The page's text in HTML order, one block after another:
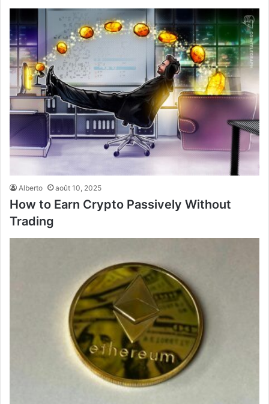
Alberto août 10, 2025
How to Earn Crypto Passively Without
Trading